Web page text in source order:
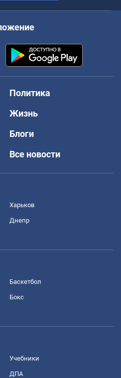
Политика
Жизнь
Блоги
Все новости
Харьков
Днепр
Баскетбол
Бокс
Учебники
ДПА